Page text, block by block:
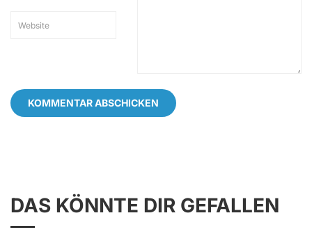
DAS KÖNNTE DIR GEFALLEN